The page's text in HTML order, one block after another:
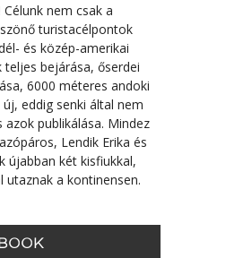
nem csak a
turistacélpontok
és közép-amerikai
bejárása, őserdei
6000 méteres andoki
eddig senki által nem
publikálása. Mindez
Lendik Erika és
újabban két kisfiukkal,
utaznak a kontinensen.